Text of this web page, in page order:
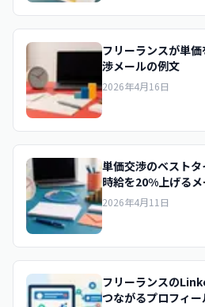
フリーランスが単
渉メールの例文
2026年4月16日
単価交渉のベスト
時給を20%上げる
2026年4月11日
フリーランスの
つながるプロフィ